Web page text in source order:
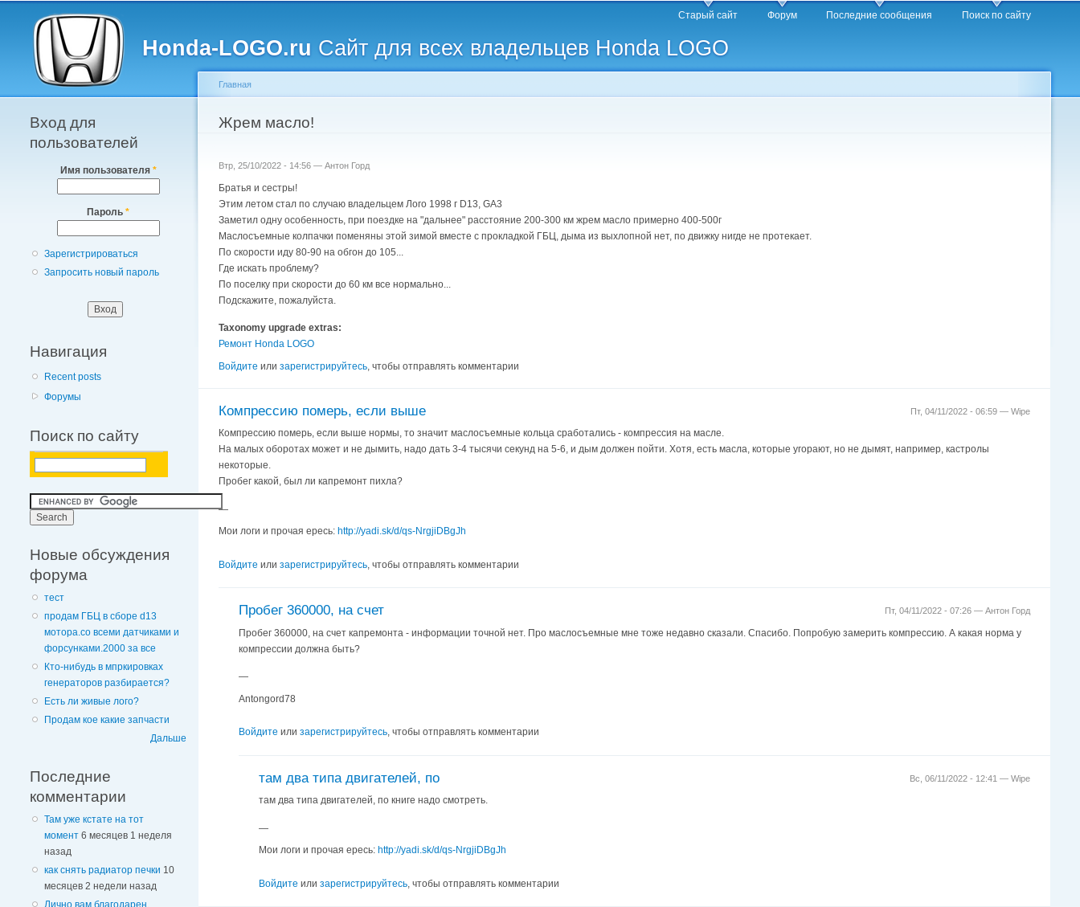
Honda-LOGO.ru Сайт для всех владельцев Honda LOGO
Главное меню Старый сайт Форум Последние сообщения Поиск по сайту
Вход для
пользователей
Имя пользователя *
Пароль *
Зарегистрироваться
Запросить новый пароль
Навигация
Recent posts
Форумы
Поиск по сайту
Новые обсуждения
форума
тест
продам ГБЦ в сборе d13
мотора.со всеми датчиками и
форсунками.2000 за все
Кто-нибудь в мпркировках
генераторов разбирается?
Есть ли живые лого?
Продам кое какие запчасти
Дальше
Последние
комментарии
Там уже кстате на тот
момент 6 месяцев 1 неделя
назад
как снять радиатор печки 10
месяцев 2 недели назад
Лично вам благодарен,
Вы здесь
Главная
Жрем масло!
Втр, 25/10/2022 - 14:56 — Антон Горд
Братья и сестры!
Этим летом стал по случаю владельцем Лого 1998 г D13, GA3
Заметил одну особенность, при поездке на "дальнее" расстояние 200-300 км жрем масло примерно 400-500г
Маслосъемные колпачки поменяны этой зимой вместе с прокладкой ГБЦ, дыма из выхлопной нет, по движку нигде не протекает.
По скорости иду 80-90 на обгон до 105...
Где искать проблему?
По поселку при скорости до 60 км все нормально...
Подскажите, пожалуйста.
Taxonomy upgrade extras:
Ремонт Honda LOGO
Войдите или зарегистрируйтесь , чтобы отправлять комментарии
Пт, 04/11/2022 - 06:59 — Wipe
Компрессию померь, если выше
Компрессию померь, если выше нормы, то значит маслосъемные кольца сработались - компрессия на масле.
На малых оборотах может и не дымить, надо дать 3-4 тысячи секунд на 5-6, и дым должен пойти. Хотя, есть масла, которые угорают, но не дымят, например, кастролы
некоторые.
Пробег какой, был ли капремонт пихла?
—
Мои логи и прочая ересь: http://yadi.sk/d/qs-NrgjiDBgJh
Войдите или зарегистрируйтесь, чтобы отправлять комментарии
Пт, 04/11/2022 - 07:26 — Антон Горд
Пробег 360000, на счет
Пробег 360000, на счет капремонта - информации точной нет. Про маслосъемные мне тоже недавно сказали. Спасибо. Попробую замерить компрессию. А какая норма у
компрессии должна быть?
—
Antongord78
Войдите или зарегистрируйтесь, чтобы отправлять комментарии
Вс, 06/11/2022 - 12:41 — Wipe
там два типа двигателей, по
там два типа двигателей, по книге надо смотреть.
—
Мои логи и прочая ересь: http://yadi.sk/d/qs-NrgjiDBgJh
Войдите или зарегистрируйтесь, чтобы отправлять комментарии